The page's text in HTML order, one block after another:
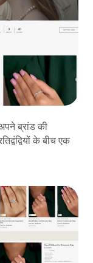
ब्रांड की
के बीच एक